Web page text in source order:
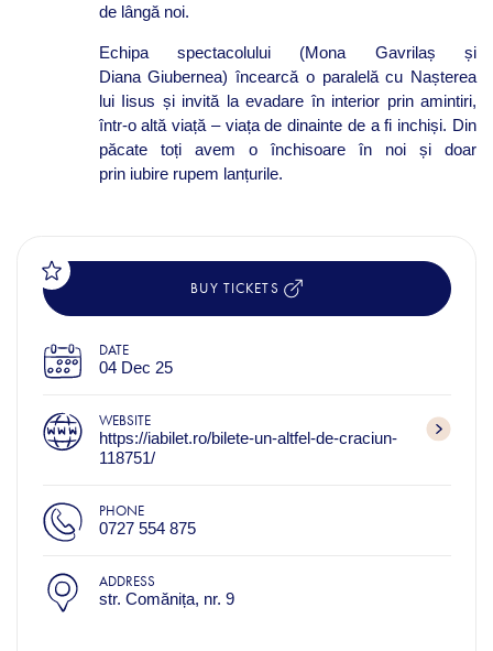
de lângă noi.
Echipa spectacolului (Mona Gavrilaș și
Diana Giubernea) încearcă o paralelă cu Nașterea
lui Iisus și invită la evadare în interior prin amintiri,
într-o altă viață – viața de dinainte de a fi inchiși. Din
păcate toți avem o închisoare în noi și doar
prin iubire rupem lanțurile.
BUY TICKETS
DATE
04 Dec 25
WEBSITE
https://iabilet.ro/bilete-un-altfel-de-craciun-
118751/
PHONE
0727 554 875
ADDRESS
str. Comănița, nr. 9